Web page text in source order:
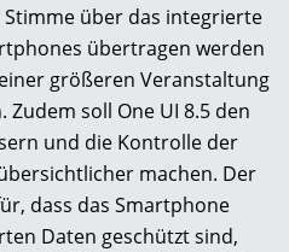
über das integrierte
übertragen werden
größeren Veranstaltung
soll One UI 8.5 den
und die Kontrolle der
machen. Der
dass das Smartphone
Daten geschützt sind,